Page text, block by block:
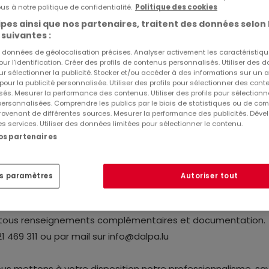
emplacement intérieur au sous-sol d'une résidence, situé
pas de toutes les institutions importantes.
renseignements complémentaires et documentation.
311 ou par mail sur info@dalpa.lu
à notre politique de confidentialité. Politique des cookies
ainsi que nos partenaires, traitent des données selon
:
données de géolocalisation précises. Analyser activement les
l’identification. Créer des profils de contenus personnalisés. Utiliser des
sélectionner la publicité. Stocker et/ou accéder à des informations sur un
la publicité personnalisée. Utiliser des profils pour sélectionner des
Mesurer la performance des contenus. Utiliser des profils pour
Comprendre les publics par le biais de statistiques ou de
de différentes sources. Mesurer la performance des publicités.
services. Utiliser des données limitées pour sélectionner le contenu.
partenaires
paramètres Autoriser tout